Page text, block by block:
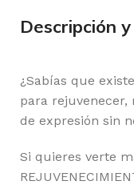
Descripción
¿Sabías que
para
de expresión sin
Si quieres verte